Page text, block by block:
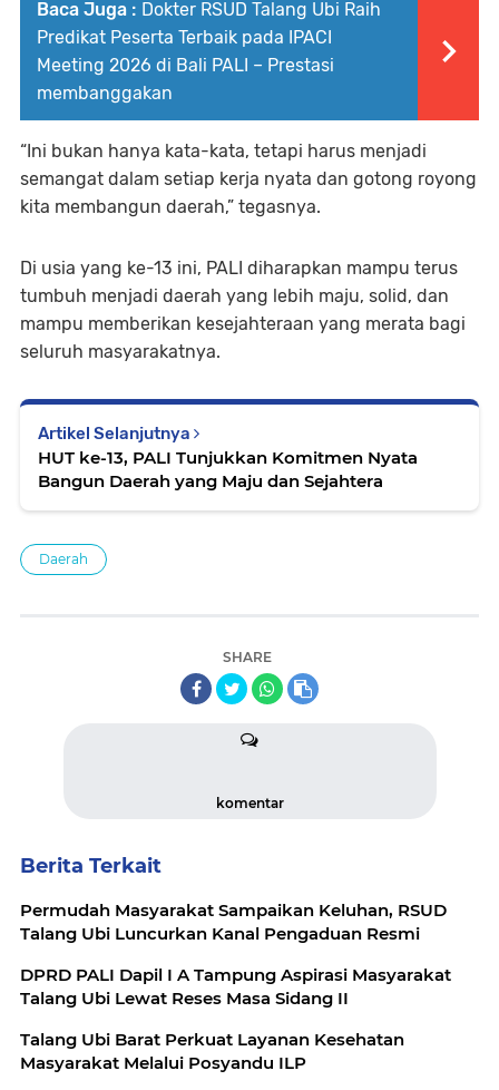
Baca Juga : Dokter RSUD Talang Ubi Raih
Predikat Peserta Terbaik pada IPACI
Meeting 2026 di Bali PALI – Prestasi
membanggakan
“Ini bukan hanya kata-kata, tetapi harus menjadi
semangat dalam setiap kerja nyata dan gotong royong
kita membangun daerah,” tegasnya.
Di usia yang ke-13 ini, PALI diharapkan mampu terus
tumbuh menjadi daerah yang lebih maju, solid, dan
mampu memberikan kesejahteraan yang merata bagi
seluruh masyarakatnya.
Artikel Selanjutnya
HUT ke-13, PALI Tunjukkan Komitmen Nyata
Bangun Daerah yang Maju dan Sejahtera
Daerah
SHARE
komentar
Berita Terkait
Permudah Masyarakat Sampaikan Keluhan, RSUD
Talang Ubi Luncurkan Kanal Pengaduan Resmi
DPRD PALI Dapil I A Tampung Aspirasi Masyarakat
Talang Ubi Lewat Reses Masa Sidang II
Talang Ubi Barat Perkuat Layanan Kesehatan
Masyarakat Melalui Posyandu ILP